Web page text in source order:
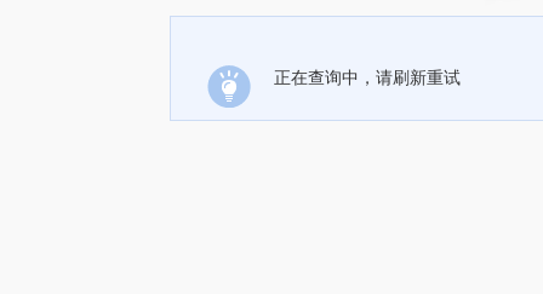
正在查询中，请刷新重试